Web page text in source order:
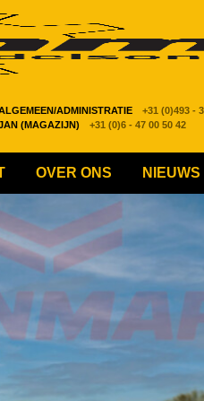
ADMINISTRATIE +31 (0)493 -
(MAGAZIJN)
+31 (0)6 - 47 00 50 42
OVER ONS NIEUWS